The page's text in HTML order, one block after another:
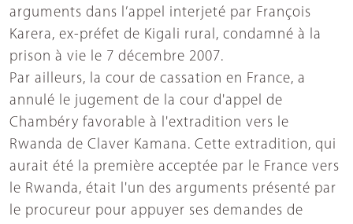
arguments dans l’appel interjeté par François
Karera, ex-préfet de Kigali rural, condamné à la
prison à vie le 7 décembre 2007.
Par ailleurs, la cour de cassation en France, a
annulé le jugement de la cour d'appel de
Chambéry favorable à l'extradition vers le
Rwanda de Claver Kamana. Cette extradition, qui
aurait été la première acceptée par le France vers
le Rwanda, était l'un des arguments présenté par
le procureur pour appuyer ses demandes de